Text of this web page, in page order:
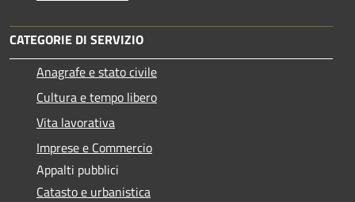
CATEGORIE DI SERVIZIO
Anagrafe e stato civile
Cultura e tempo libero
Vita lavorativa
Imprese e Commercio
Appalti pubblici
Catasto e urbanistica